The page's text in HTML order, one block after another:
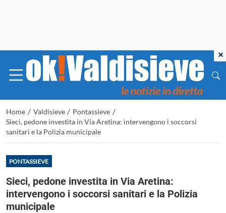
Home / Valdisieve / Pontassieve /
Sieci, pedone investita in Via Aretina: intervengono i soccorsi
sanitari e la Polizia municipale
PONTASSIEVE
Sieci, pedone investita in Via Aretina:
intervengono i soccorsi sanitari e la Polizia
municipale
×